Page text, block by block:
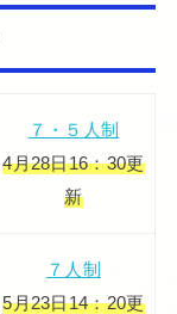
７・５人制
4月28日16：30更
新
７人制
5月23日14：20更